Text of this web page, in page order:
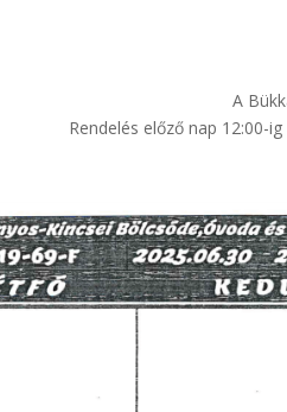
A
Rendelés előző nap 12:00-